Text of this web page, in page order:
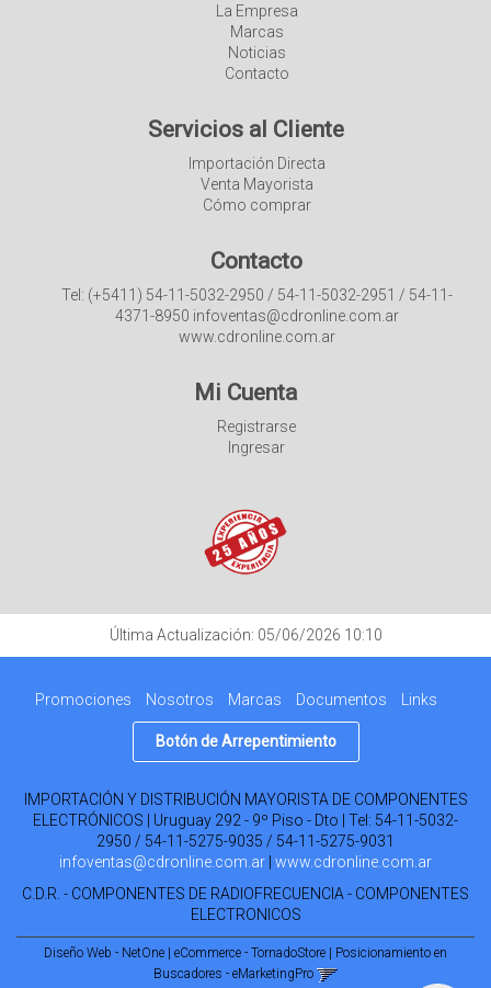
La Empresa
Marcas
Noticias
Contacto
Servicios al Cliente
Importación Directa
Venta Mayorista
Cómo comprar
Contacto
Tel: (+5411) 54-11-5032-2950 / 54-11-5032-2951 / 54-11-
4371-8950 infoventas@cdronline.com.ar
www.cdronline.com.ar
Mi Cuenta
Registrarse
Ingresar
Última Actualización: 05/06/2026 10:10
Promociones Nosotros Marcas Documentos Links
Botón de Arrepentimiento
IMPORTACIÓN Y DISTRIBUCIÓN MAYORISTA DE COMPONENTES
ELECTRÓNICOS | Uruguay 292 - 9º Piso - Dto | Tel: 54-11-5032-
2950 / 54-11-5275-9035 / 54-11-5275-9031
infoventas@cdronline.com.ar www.cdronline.com.ar
C.D.R. - COMPONENTES DE RADIOFRECUENCIA - COMPONENTES
ELECTRONICOS
Diseño Web - NetOne eCommerce - TornadoStore
Posicionamiento en
Buscadores - eMarketingPro